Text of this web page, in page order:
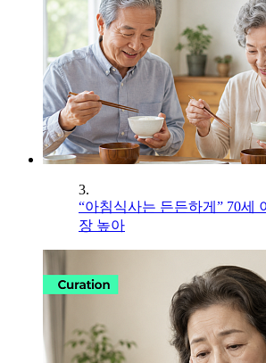
3.
“아침식사는 든든하게” 70세
장 높아